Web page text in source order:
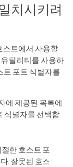
치시키려
스트에서 사용할
틸리티를 사용하
트 포트 식별자를
에 제공된 목록에
식별자를 선택합
한 호스트 포
. 잘못된 호스